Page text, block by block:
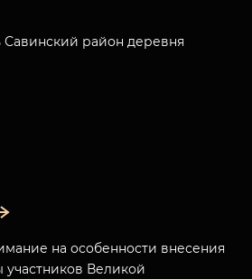
Савинский район деревня
на особенности внесения
Великой